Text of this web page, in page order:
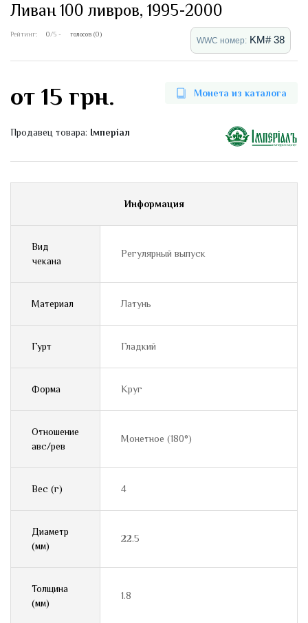
Ливан 100 ливров, 1995-2000
Рейтинг: 0/5 - голосов (0)
WWC номер: KM# 38
от 15 грн. Монета из каталога
Продавец товара: Імперіал
Информация
Вид
чекана
Регулярный выпуск
Материал Латунь
Гурт Гладкий
Форма Круг
Отношение
авс/рев
Монетное (180°)
Вес (г) 4
Диаметр
(мм)
22.5
Толщина
(мм)
1.8